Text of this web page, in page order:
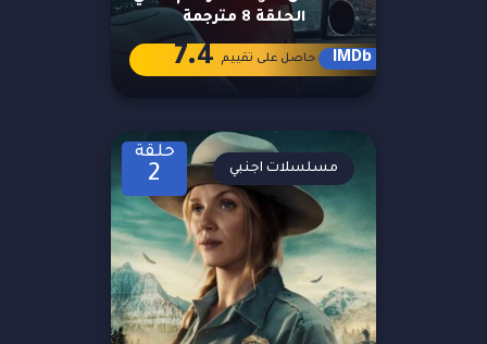
الحلقة 8 مترجمة
IMDb حاصل على تقييم 7.4
حلقة
2 مسلسلات اجنبي